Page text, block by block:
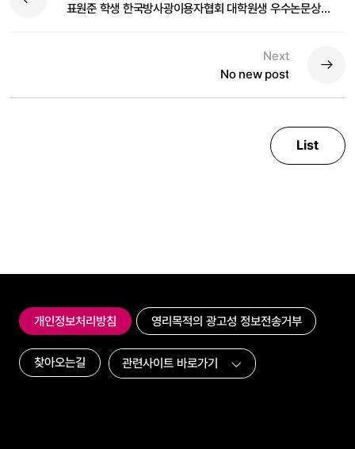
표원준 학생 한국방사광이용자협회 대학원생 우수논문상 선정
Next
No new post
List
개인정보처리방침 영리목적의 광고성 정보전송거부
찾아오는길